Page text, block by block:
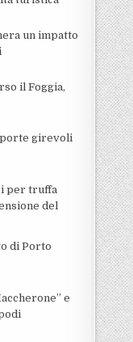
un impatto
il Foggia,
porte girevoli
per truffa
del
di Porto
e